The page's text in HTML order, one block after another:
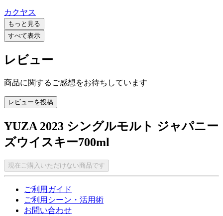
カクヤス
もっと見る
すべて表示
レビュー
商品に関するご感想をお待ちしています
レビューを投稿
YUZA 2023 シングルモルト ジャパニー
ズウイスキー700ml
現在ご購入いただけない商品です
ご利用ガイド
ご利用シーン・活用術
お問い合わせ